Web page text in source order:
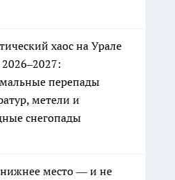
хаос на Урале
перепады
метели и
снегопады
место — и не